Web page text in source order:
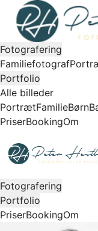
Fotografering
Familiefotograf
Portfolio
Alle billeder
PortrætFamilieBørn
PriserBookingOm
Fotografering
Portfolio
PriserBookingOm